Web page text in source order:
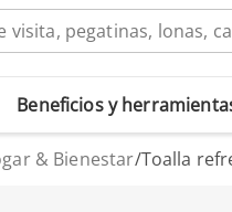
Beneficios y
& Bienestar/Toalla